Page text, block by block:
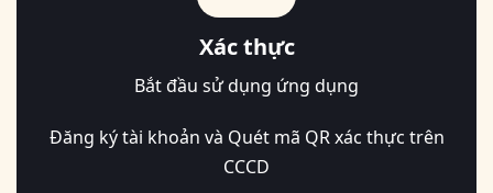
Xác thực
Bắt đầu sử dụng ứng dụng
Đăng ký tài khoản và Quét mã QR xác thực trên
CCCD